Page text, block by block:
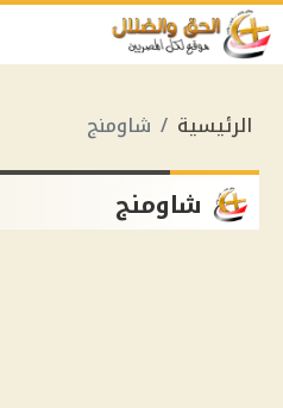
الرئيسية شاومنج
شاومنج